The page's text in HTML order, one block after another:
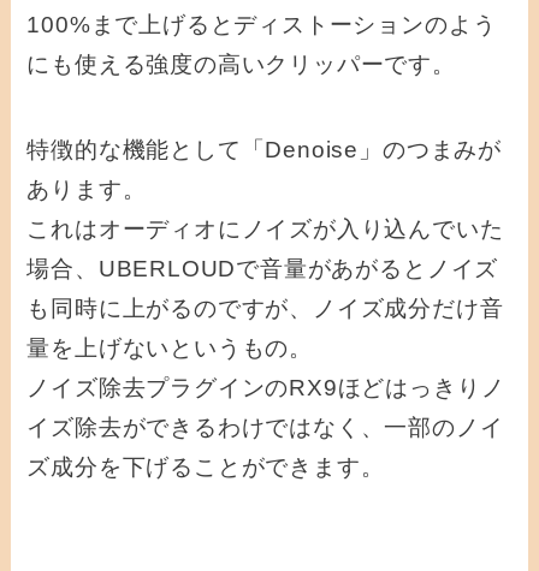
100%まで上げるとディストーションのよう
にも使える強度の高いクリッパーです。
特徴的な機能として「Denoise」のつまみが
あります。
これはオーディオにノイズが入り込んでいた
場合、UBERLOUDで音量があがるとノイズ
も同時に上がるのですが、ノイズ成分だけ音
量を上げないというもの。
ノイズ除去プラグインのRX9ほどはっきりノ
イズ除去ができるわけではなく、一部のノイ
ズ成分を下げることができます。